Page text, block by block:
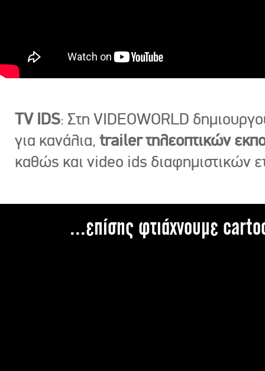
TV IDS: Στη VIDEOWORLD
για κανάλια, trailer τηλεοπτικών
καθώς και video ids διαφημιστικών
...επίσης φτιάχνουμε